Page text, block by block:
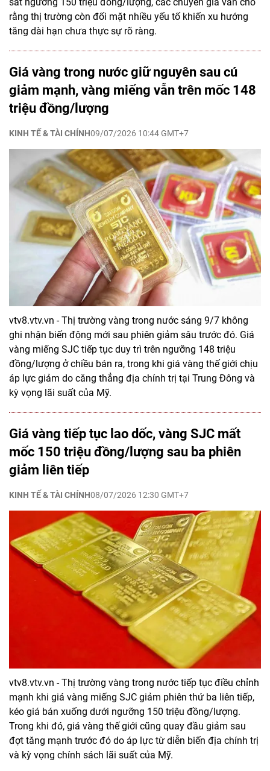
rằng thị trường còn đối mặt nhiều yếu tố khiến xu hướng
tăng dài hạn chưa thực sự rõ ràng.
Giá vàng trong nước giữ nguyên sau cú
giảm mạnh, vàng miếng vẫn trên mốc 148
triệu đồng/lượng
KINH TẾ & TÀI CHÍNH09/07/2026 10:44 GMT+7
vtv8.vtv.vn - Thị trường vàng trong nước sáng 9/7 không
ghi nhận biến động mới sau phiên giảm sâu trước đó. Giá
vàng miếng SJC tiếp tục duy trì trên ngưỡng 148 triệu
đồng/lượng ở chiều bán ra, trong khi giá vàng thế giới chịu
áp lực giảm do căng thẳng địa chính trị tại Trung Đông và
kỳ vọng lãi suất của Mỹ.
Giá vàng tiếp tục lao dốc, vàng SJC mất
mốc 150 triệu đồng/lượng sau ba phiên
giảm liên tiếp
KINH TẾ & TÀI CHÍNH08/07/2026 12:30 GMT+7
vtv8.vtv.vn - Thị trường vàng trong nước tiếp tục điều chỉnh
mạnh khi giá vàng miếng SJC giảm phiên thứ ba liên tiếp,
kéo giá bán xuống dưới ngưỡng 150 triệu đồng/lượng.
Trong khi đó, giá vàng thế giới cũng quay đầu giảm sau
đợt tăng mạnh trước đó do áp lực từ diễn biến địa chính trị
và kỳ vọng chính sách lãi suất của Mỹ.